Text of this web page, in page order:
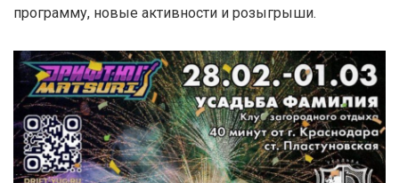
программу, новые активности и розыгрыши.